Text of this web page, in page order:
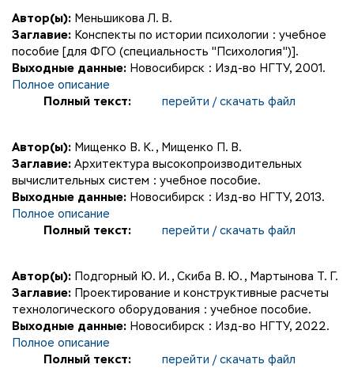
Автор(ы): Меньшикова Л. В.
Заглавие: Конспекты по истории психологии : учебное
пособие [для ФГО (специальность "Психология")].
Выходные данные: Новосибирск : Изд-во НГТУ, 2001.
Полное описание
Полный текст:
перейти / скачать файл
Автор(ы): Мищенко В. К. , Мищенко П. В.
Заглавие: Архитектура высокопроизводительных
вычислительных систем : учебное пособие.
Выходные данные: Новосибирск : Изд-во НГТУ, 2013.
Полное описание
Полный текст:
перейти / скачать файл
Автор(ы): Подгорный Ю. И. , Скиба В. Ю. , Мартынова Т. Г.
Заглавие: Проектирование и конструктивные расчеты
технологического оборудования : учебное пособие.
Выходные данные: Новосибирск : Изд-во НГТУ, 2022.
Полное описание
Полный текст:
перейти / скачать файл